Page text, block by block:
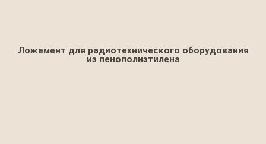
Ложемент для радиотехнического оборудования
из пенополиэтилена